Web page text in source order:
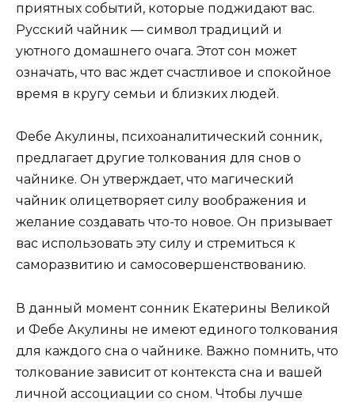
приятных событий, которые поджидают вас.
Русский чайник — символ традиций и
уютного домашнего очага. Этот сон может
означать, что вас ждет счастливое и спокойное
время в кругу семьи и близких людей.
Фебе Акулины, психоаналитический сонник,
предлагает другие толкования для снов о
чайнике. Он утверждает, что магический
чайник олицетворяет силу воображения и
желание создавать что-то новое. Он призывает
вас использовать эту силу и стремиться к
саморазвитию и самосовершенствованию.
В данный момент сонник Екатерины Великой
и Фебе Акулины не имеют единого толкования
для каждого сна о чайнике. Важно помнить, что
толкование зависит от контекста сна и вашей
личной ассоциации со сном. Чтобы лучше